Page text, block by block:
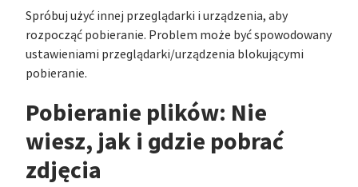
Spróbuj użyć innej przeglądarki i urządzenia, aby
rozpocząć pobieranie. Problem może być spowodowany
ustawieniami przeglądarki/urządzenia blokującymi
pobieranie.
Pobieranie plików: Nie
wiesz, jak i gdzie pobrać
zdjęcia